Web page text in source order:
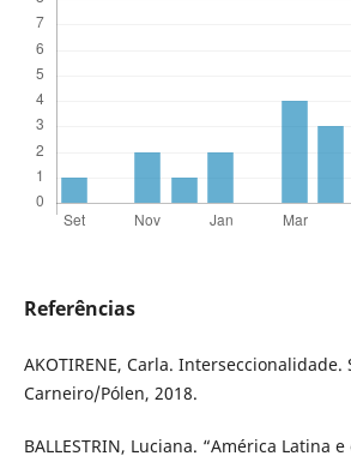
Referências
AKOTIRENE, Carla. Interseccionalidade.
Carneiro/Pólen, 2018.
BALLESTRIN, Luciana. “América Latina